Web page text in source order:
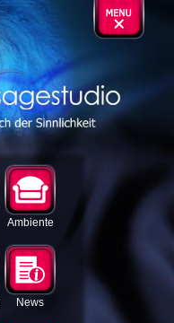
Ambiente
News